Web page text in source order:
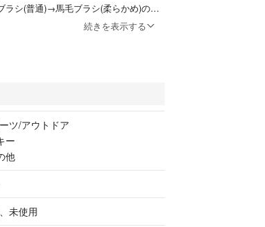
ラシ(普通)→馬毛ブラシ(柔らかめ)の順
ボードのメンテナンス時の労力を軽
ハンドルとシャフト、各種ブラシ、電
には、丸軸(10mm)に対応した電動ドリ
ドライバー等を使用される場合には、
メントが必要となります。
続きを表示する
ツ/アウトドア
ー
他
未使用